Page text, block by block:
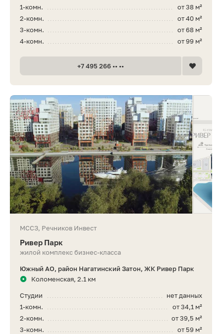
от 38 м²
1-комн.
от 40 м²
2-комн.
от 68 м²
3-комн.
от 99 м²
4-комн.
+7 495 266 •• ••
МССЗ, Речников Инвест
Ривер Парк
жилой комплекс бизнес-класса
Южный АО, район Нагатинский Затон, ЖК Ривер Парк
Коломенская, 2.1 км
нет данных
Студии
от 34,1 м²
1-комн.
от 39,5 м²
2-комн.
от 59 м²
3-комн.